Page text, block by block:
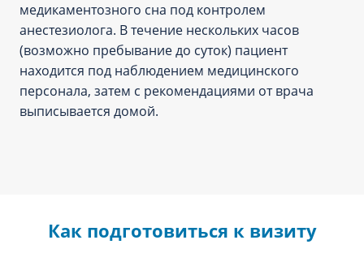
медикаментозного сна под контролем
анестезиолога. В течение нескольких часов
(возможно пребывание до суток) пациент
находится под наблюдением медицинского
персонала, затем с рекомендациями от врача
выписывается домой.
Как подготовиться к визиту